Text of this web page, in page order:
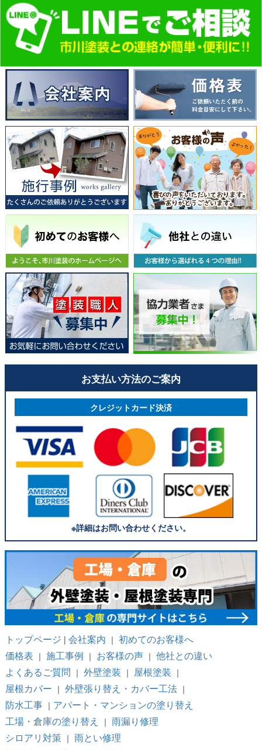
お支払い方法のご案内
クレジットカード決済
※詳細はお問い合わせください。
トップページ | 会社案内 ｜ 初めてのお客様へ
価格表 ｜ 施工事例 ｜ お客様の声｜ 他社との違い
よくあるご質問 ｜ 外壁塗装 ｜ 屋根塗装 ｜
屋根カバー ｜ 外壁張り替え・カバー工法｜
防水工事｜ アパート・マンションの塗り替え
工場・倉庫の塗り替え
｜ 雨漏り修理
シロアリ対策｜ 雨とい修理